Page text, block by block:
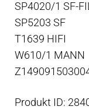
SP4020/1 SF-
SP5203 SF
T1639 HIFI
W610/1 MANN
Produkt ID: